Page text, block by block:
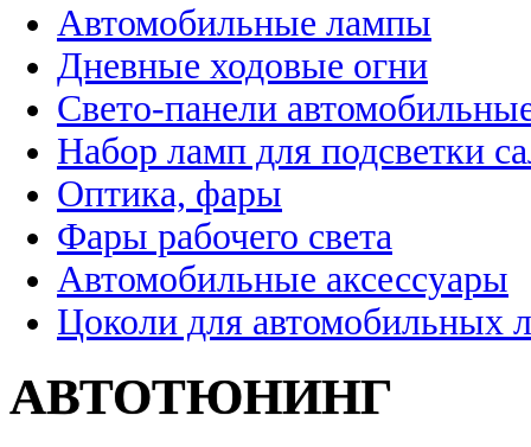
Автомобильные лампы
Дневные ходовые огни
Свето-панели
Набор ламп для подсветки
Оптика, фары
Фары рабочего света
Автомобильные аксессуары
Цоколи для автомобильных
АВТОТЮНИНГ